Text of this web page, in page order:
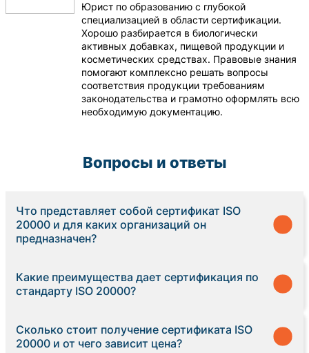
Юрист по образованию с глубокой
специализацией в области сертификации.
Хорошо разбирается в биологически
активных добавках, пищевой продукции и
косметических средствах. Правовые знания
помогают комплексно решать вопросы
соответствия продукции требованиям
законодательства и грамотно оформлять всю
необходимую документацию.
Вопросы и ответы
Что представляет собой сертификат ISO
20000 и для каких организаций он
предназначен?
Какие преимущества дает сертификация по
стандарту ISO 20000?
Сколько стоит получение сертификата ISO
20000 и от чего зависит цена?